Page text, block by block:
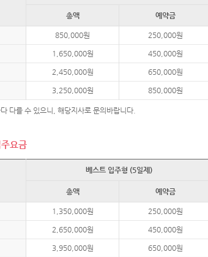
총액 예약금
850,000원 250,000원
1,650,000원 450,000원
2,450,000원 650,000원
3,250,000원 850,000원
다를 수 있으니, 해당지사로 문의바랍니다.
요금
베스트 입주형 (5일제)
총액 예약금
1,350,000원 250,000원
2,650,000원 450,000원
3,950,000원 650,000원